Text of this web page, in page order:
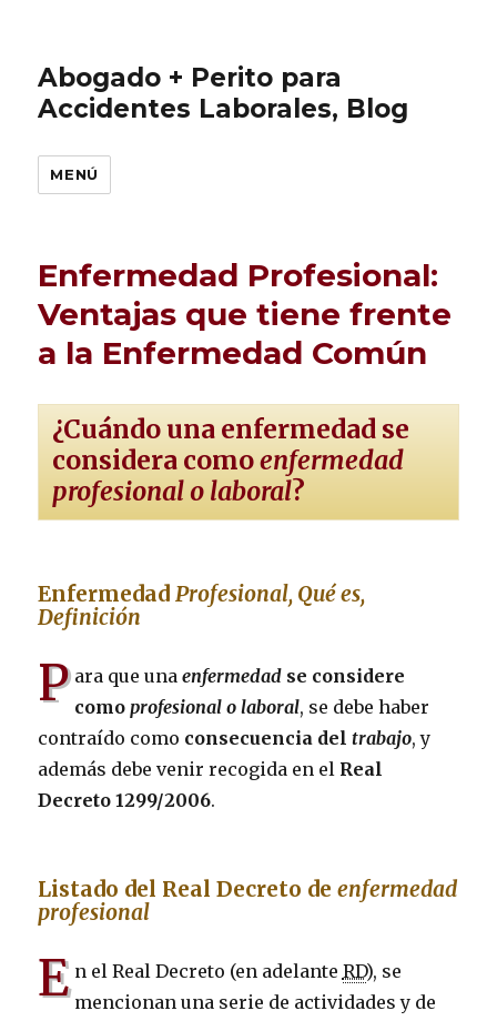
Abogado + Perito para
Accidentes Laborales, Blog
MENÚ
Enfermedad Profesional:
Ventajas que tiene frente
a la Enfermedad Común
¿Cuándo una enfermedad se
considera comoenfermedad
profesional o laboral?
EnfermedadProfesional, Qué es,
Definición
P ara que una enfermedadse considere
como profesional o laboral, se debe haber
contraído como consecuencia deltrabajo, y
además debe venir recogida en el Real
Decreto 1299/2006.
Listado del Real Decreto deenfermedad
profesional
E n el Real Decreto (en adelante RD), se
mencionan una serie de actividades y de